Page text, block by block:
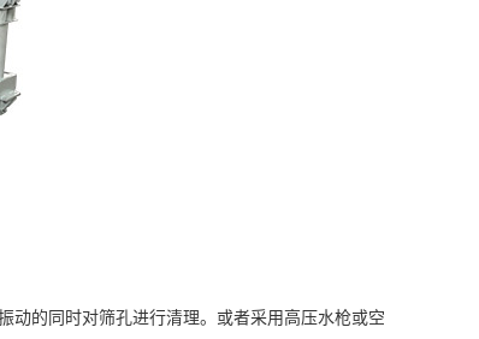
的同时对筛孔进行清理。或者采用高压水枪或空